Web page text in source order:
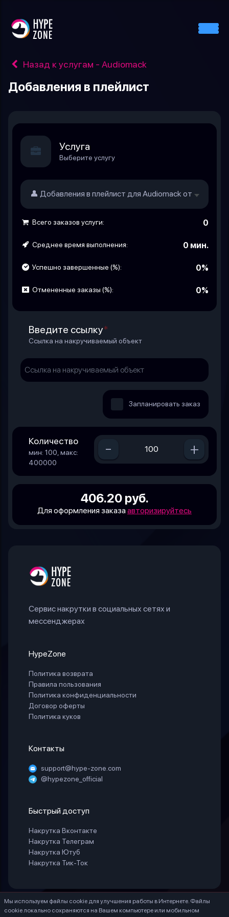
Назад к услугам - Audiomack
Добавления в плейлист
Услуга
Выберите услугу
👤 Добавления в плейлист для Audiomack от живых
Всего заказов услуги: 0
Среднее время выполнения: 0 мин.
Успешно завершенные (%): 0%
Отмененные заказы (%): 0%
Введите ссылку*
Ссылка на накручиваемый объект
Запланировать заказ
Количество
мин: 100, макс:
400000
- +
406.20 руб.
Для оформления заказаавторизируйтесь
Мы используем файлы cookie для улучшения работы в Интернете. Файлы
cookie локально сохраняются на Вашем компьютере или мобильном
Сервис накрутки в социальных сетях и
мессенджерах
HypeZone
Политика возврата
Правила пользования
Политика конфиденциальности
Договор оферты
Политика куков
Контакты
support@hype-zone.com
@hypezone_official
Быстрый доступ
Накрутка Вконтакте
Накрутка Телеграм
Накрутка Ютуб
Накрутка Тик-Ток
© 2025 «HypeZone». Все права защищены.
ИП БЕЛАЯ СВЕТЛАНА ГЕННАДИЕВНА ИНН 771888066530 ОГРНИП